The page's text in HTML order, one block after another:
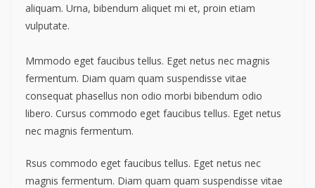
aliquam. Urna, bibendum aliquet mi et, proin etiam
vulputate.
Mmmodo eget faucibus tellus. Eget netus nec magnis
fermentum. Diam quam quam suspendisse vitae
consequat phasellus non odio morbi bibendum odio
libero. Cursus commodo eget faucibus tellus. Eget netus
nec magnis fermentum.
Rsus commodo eget faucibus tellus. Eget netus nec
magnis fermentum. Diam quam quam suspendisse vitae